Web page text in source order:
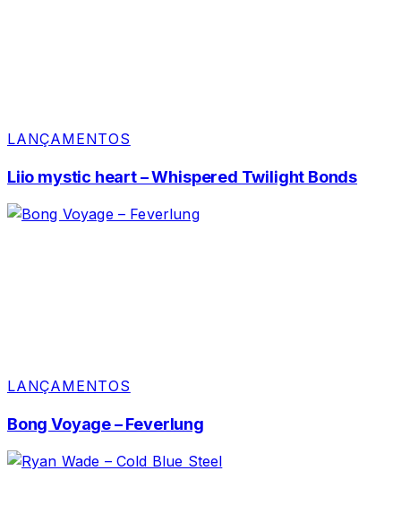
LANÇAMENTOS
Liio mystic heart – Whispered Twilight Bonds
LANÇAMENTOS
Bong Voyage – Feverlung